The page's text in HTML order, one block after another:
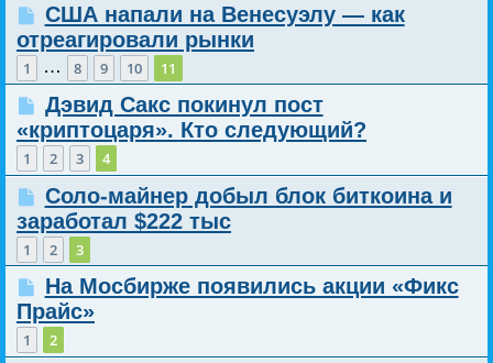
США напали на Венесуэлу — как
отреагировали рынки
1 … 8 9 10 11
Дэвид Сакс покинул пост
«криптоцаря». Кто следующий?
1 2 3 4
Соло-майнер добыл блок биткоина и
заработал $222 тыс
1 2 3
На Мосбирже появились акции «Фикс
Прайс»
1 2